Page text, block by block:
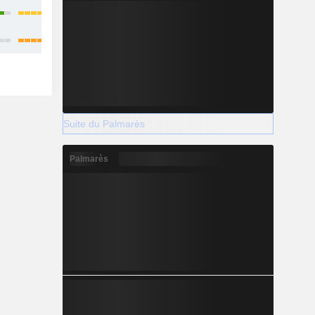
Suite du Palmarès
Palmarès